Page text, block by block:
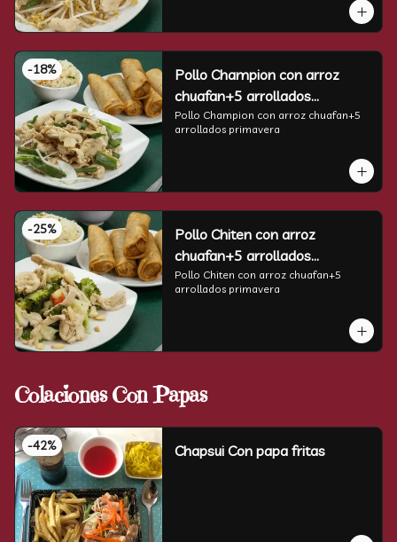
-18%
Pollo Champion con arroz
chuafan+5 arrollados
primavera
Pollo Champion con arroz chuafan+5
arrollados primavera
-25%
Pollo Chiten con arroz
chuafan+5 arrollados
primavera
Pollo Chiten con arroz chuafan+5
arrollados primavera
Colaciones Con Papas
-42% Chapsui Con papa fritas